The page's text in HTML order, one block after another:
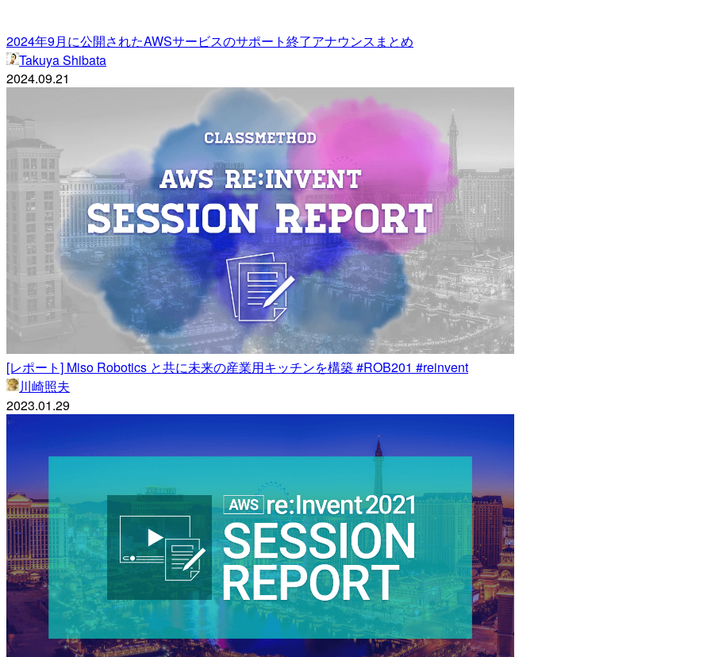
2024年9月に公開されたAWSサービスのサポート終了アナウンスまとめ
Takuya Shibata
2024.09.21
[レポート] Miso Robotics と共に未来の産業用キッチンを構築 #ROB201 #reinvent
川崎照夫
2023.01.29